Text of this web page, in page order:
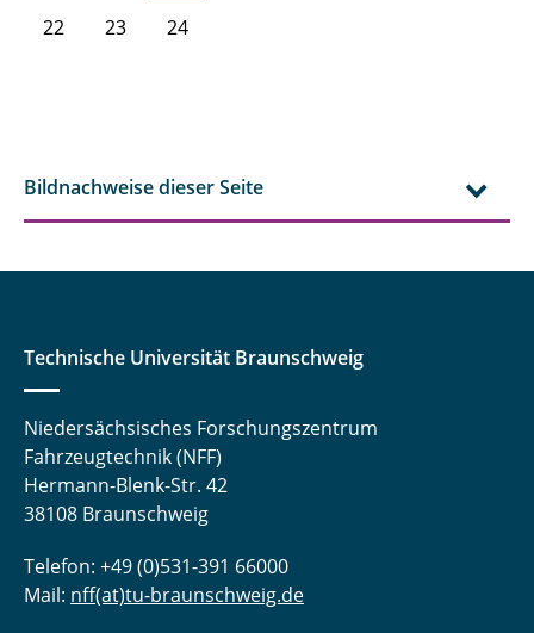
22 23 24
Bildnachweise dieser Seite
Technische Universität Braunschweig
Niedersächsisches Forschungszentrum
Fahrzeugtechnik (NFF)
Hermann-Blenk-Str. 42
38108 Braunschweig
Telefon: +49 (0)531-391 66000
Mail: nff(at)tu-braunschweig.de